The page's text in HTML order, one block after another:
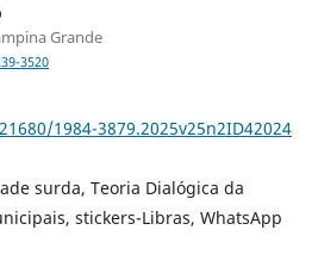
Grande
3520
1984-3879.2025v25n2ID42024
surda, Teoria Dialógica da
stickers-Libras, WhatsApp